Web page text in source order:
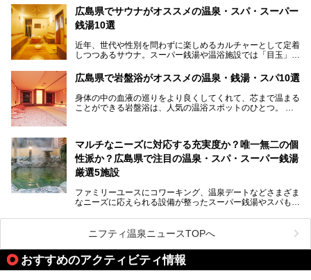
銭湯をご紹介します。
あの夏のヒロシマを生きた主人公すずさんの笑顔が、今もど
こかに輝きつづけていることをふと思い浮かべます。
そんな映画の舞台となった広島県呉市を中心に、広島のおす
広島県でサウナがオススメの温泉・スパ・スーパー
銭湯10選
近年、世代や性別を問わずに楽しめるカルチャーとして定着
しつつあるサウナ。スーパー銭湯や温浴施設では「目玉」と
わりと身体の内部を温めて発汗を促すサウナは、リフレッシ
ュ効果はもちろん、代謝が高まり健康や美容にも良い影響が
期待されます。今回はそんなサウナにこだわった、広島県内
のオススメ温泉・銭湯・スパ10ヶ所を紹介させていただき
ます。
広島県で岩盤浴がオススメの温泉・銭湯・スパ10選
身体の中の血液の巡りをより良くしてくれて、芯まで温まる
ことができる岩盤浴は、人気の温浴スポットのひとつ。
る、広島県でオススメの温泉・銭湯・スパをご紹介していき
ます！
マルチなニーズに対応する充実度か？唯一無二の個
性派か？広島県で注目の温泉・スパ・スーパー銭湯
厳選5施設
ファミリーユースにコワーキング、温泉デートなどさまざま
なニーズに応えられる設備が整ったスーパー銭湯やスパも、
いった個性が魅力の温泉も、どちらも充実している広島県。
今回は、そんな広島県にある温浴施設のなかから、筆者が
「一度訪ねてみたい」と気になっている魅力的な施設を5件
ピックアップして紹介します。
※2021/07/30時点の情報です。
ニフティ温泉ニュースTOPへ
おすすめのアクティビティ情報